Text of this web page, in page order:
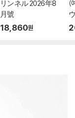
リンネル 2026年8
月號
18,860원
(